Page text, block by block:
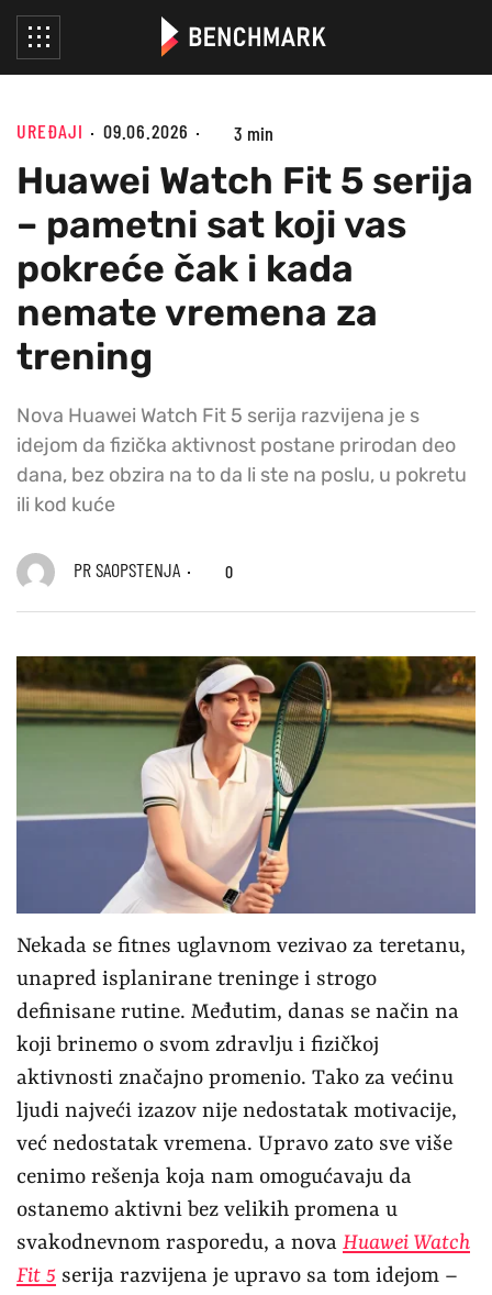
UREĐAJI 09.06.2026 3 min
Huawei Watch Fit 5 serija
– pametni sat koji vas
pokreće čak i kada
nemate vremena za
trening
Nova Huawei Watch Fit 5 serija razvijena je s
idejom da fizička aktivnost postane prirodan deo
dana, bez obzira na to da li ste na poslu, u pokretu
ili kod kuće
PR SAOPSTENJA 0
Nekada se fitnes uglavnom vezivao za teretanu,
unapred isplanirane treninge i strogo
definisane rutine. Međutim, danas se način na
koji brinemo o svom zdravlju i fizičkoj
aktivnosti značajno promenio. Tako za većinu
ljudi najveći izazov nije nedostatak motivacije,
već nedostatak vremena. Upravo zato sve više
cenimo rešenja koja nam omogućavaju da
ostanemo aktivni bez velikih promena u
svakodnevnom rasporedu, a nova Huawei Watch
Fit 5 serija razvijena je upravo sa tom idejom –